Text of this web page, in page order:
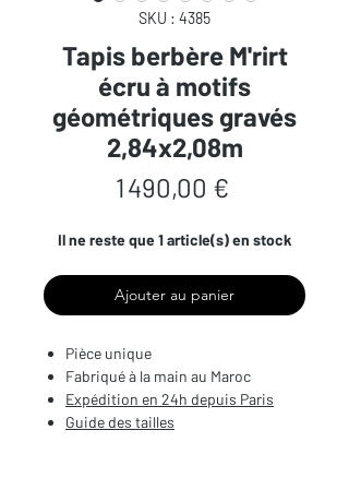
SKU : 4385
Tapis berbère M'rirt
écru à motifs
géométriques gravés
2,84x2,08m
1 490,00 €Prix
Il ne reste que 1 article(s) en stock
Ajouter au panier
Pièce unique
Fabriqué à la main au Maroc
Expédition en 24h depuis Paris
Guide des tailles